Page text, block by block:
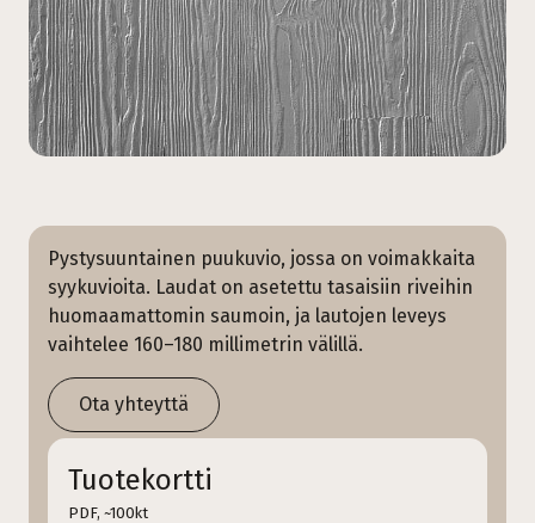
Pystysuuntainen puukuvio, jossa on voimakkaita
syykuvioita. Laudat on asetettu tasaisiin riveihin
huomaamattomin saumoin, ja lautojen leveys
vaihtelee 160–180 millimetrin välillä.
Ota yhteyttä
Tuotekortti
PDF, ~100kt